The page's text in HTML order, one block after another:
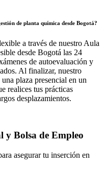
de planta química desde Bogotá?
a través de nuestro Aula
desde Bogotá las 24
de autoevaluación y
Al finalizar, nuestro
plaza presencial en un
realices tus prácticas
desplazamientos.
y Bolsa de Empleo
asegurar tu inserción en